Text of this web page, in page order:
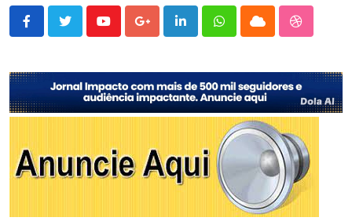
YoutubeGoogle+LinkedInWhatsappCloud